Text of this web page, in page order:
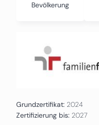
Bevölkerung
Grundzertifikat: 2024
Zertifizierung bis: 2027